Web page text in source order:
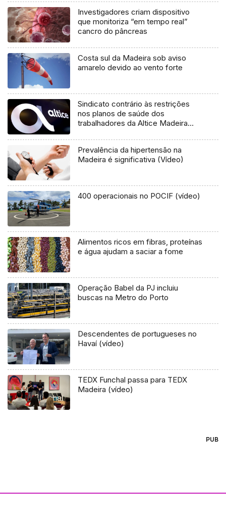
Investigadores criam dispositivo
que monitoriza “em tempo real”
cancro do pâncreas
Costa sul da Madeira sob aviso
amarelo devido ao vento forte
Sindicato contrário às restrições
nos planos de saúde dos
trabalhadores da Altice Madeira
Prevalência da hipertensão na
Madeira é significativa (Vídeo)
400 operacionais no POCIF (vídeo)
Alimentos ricos em fibras, proteínas
e água ajudam a saciar a fome
Operação Babel da PJ incluiu
buscas na Metro do Porto
Descendentes de portugueses no
Havaí (vídeo)
TEDX Funchal passa para TEDX
Madeira (vídeo)
PUB